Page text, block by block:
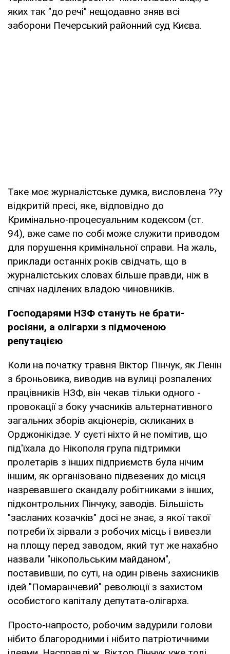
яких так "до речі" нещодавно зняв всі
заборони Печерський районний суд Києва.
Таке моє журналістське думка, висловлена ??у
відкритій пресі, яке, відповідно до
Кримінально-процесуальним кодексом (ст.
94), вже саме по собі може служити приводом
для порушення кримінальної справи. На жаль,
приклади останніх років свідчать, що в
журналістських словах більше правди, ніж в
спічах наділених владою чиновників.
Господарями НЗФ стануть не брати-
росіяни, а олігархи з підмоченою
репутацією
Коли на початку травня Віктор Пінчук, як Ленін
з броньовика, виводив на вулиці розпалених
працівників НЗФ, він чекав тільки одного -
провокації з боку учасників альтернативного
загальних зборів акціонерів, скликаних в
Орджонікідзе. У суєті ніхто й не помітив, що
під'їхала до Нікополя група підтримки
пролетарів з інших підприємств була нічим
іншим, як організовано підвезених до місця
назревавшего скандалу робітниками з інших,
підконтрольних Пінчуку, заводів. Більшість
"засланих козачків" досі не знає, з якої такої
потреби їх зірвали з робочих місць і вивезли
на площу перед заводом, який тут же нахабно
назвали "нікопольським майданом",
поставивши, по суті, на один рівень захисників
ідей "Помаранчевий" революції з захистом
особистого капіталу депутата-олігарха.
Просто-напросто, робочим задурили голови
нібито благородними і нібито патріотичними